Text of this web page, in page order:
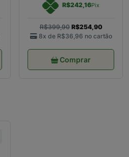
R$242,16Pix
R$399,90 R$254,90
8x de R$36,96 no cartão
Comprar